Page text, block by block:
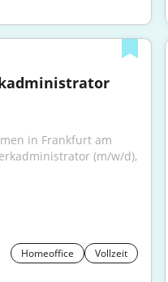
in Frankfurt am
(m/w/d),
Homeoffice Vollzeit